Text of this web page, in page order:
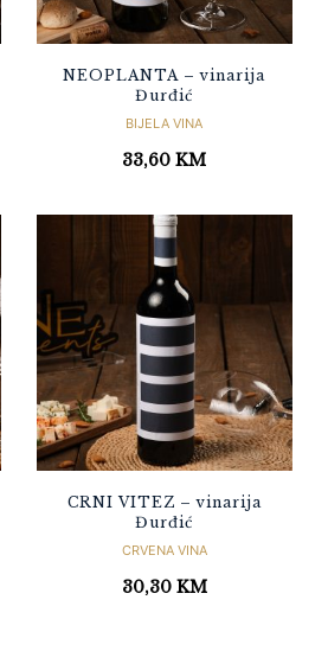
NEOPLANTA – vinarija
Đurđić
BIJELA VINA
33,60KM
CRNI VITEZ – vinarija
Đurđić
CRVENA VINA
30,30 KM